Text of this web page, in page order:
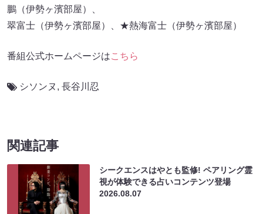
鵬（伊勢ヶ濱部屋）、
翠富士（伊勢ヶ濱部屋）、★熱海富士（伊勢ヶ濱部屋）
番組公式ホームページはこちら
シソンヌ , 長谷川忍
関連記事
シークエンスはやとも監修! ペアリング霊
視が体験できる占いコンテンツ登場
2026.08.07